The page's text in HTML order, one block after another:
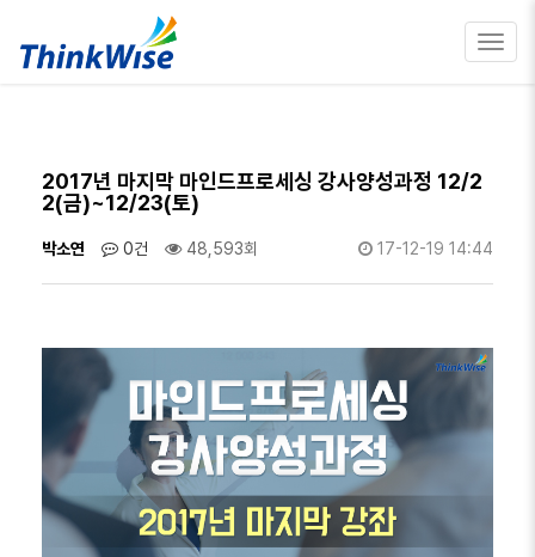
2017년 마지막 마인드프로세싱 강사양성과정 12/2
2(금)~12/23(토)
박소연 0건 48,593회 17-12-19 14:44